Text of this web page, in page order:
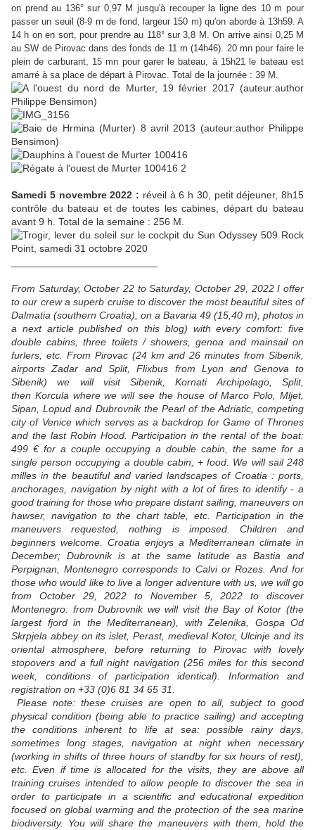
on prend au 136° sur 0,97 M jusqu'à recouper la ligne des 10 m pour
passer un seuil (8-9 m de fond, largeur 150 m) qu'on aborde à 13h59. A
14 h on en sort, pour prendre au 118° sur 3,8 M. On arrive ainsi 0,25 M
au SW de Pirovac dans des fonds de 11 m (14h46). 20 mn pour faire le
plein de carburant, 15 mn pour garer le bateau, à 15h21 le bateau est
amarré à sa place de départ à Pirovac. Total de la journée : 39 M.
Samedi 5 novembre 2022 : réveil à 6 h 30, petit déjeuner, 8h15
contrôle du bateau et de toutes les cabines, départ du bateau
avant 9 h. Total de la semaine : 256 M.
From Saturday, October 22 to Saturday, October 29, 2022 I offer
to our crew a superb cruise to discover the most beautiful sites of
Dalmatia (southern Croatia), on a Bavaria 49 (15,40 m), photos in
a next article published on this blog) with every comfort: five
double cabins, three toilets / showers, genoa and mainsail on
furlers, etc. From Pirovac (24 km and 26 minutes from Sibenik,
airports Zadar and Split, Flixbus from Lyon and Genova to
Sibenik) we will visit Sibenik, Kornati Archipelago, Split,
then Korcula where we will see the house of Marco Polo, Mljet,
Sipan, Lopud and Dubrovnik the Pearl of the Adriatic, competing
city of Venice which serves as a backdrop for Game of Thrones
and the last Robin Hood. Participation in the rental of the boat:
499 € for a couple occupying a double cabin, the same for a
single person occupying a double cabin, + food. We will sail 248
milles in the beautiful and varied landscapes of Croatia : ports,
anchorages, navigation by night with a lot of fires to identify - a
good training for those who prepare distant sailing, maneuvers on
hawser, navigation to the chart table, etc. Participation in the
maneuvers requested, nothing is imposed. Children and
beginners welcome. Croatia enjoys a Mediterranean climate in
December; Dubrovnik is at the same latitude as Bastia and
Perpignan, Montenegro corresponds to Calvi or Rozes. And for
those who would like to live a longer adventure with us, we will go
from October 29, 2022 to November 5, 2022 to discover
Montenegro: from Dubrovnik we will visit the Bay of Kotor (the
largest fjord in the Mediterranean), with Zelenika, Gospa Od
Skrpjela abbey on its islet, Perast, medieval Kotor, Ulcinje and its
oriental atmosphere, before returning to Pirovac with lovely
stopovers and a full night navigation (256 miles for this second
week, conditions of participation identical). Information and
registration on +33 (0)6 81 34 65 31.
Please note: these cruises are open to all, subject to good
physical condition (being able to practice sailing) and accepting
the conditions inherent to life at sea: possible rainy days,
sometimes long stages, navigation at night when necessary
(working in shifts of three hours of standby for six hours of rest),
etc. Even if time is allocated for the visits, they are above all
training cruises intended to allow people to discover the sea in
order to participate in a scientific and educational expedition
focused on global warming and the protection of the sea marine
biodiversity. You will share the maneuvers with them, hold the